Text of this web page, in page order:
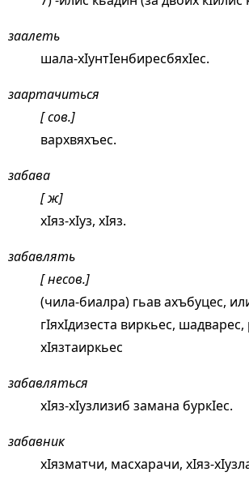
заалеть
шала-хIунтIенбиресбяхIес.
заартачиться
[ сов.]
вархвяхъес.
забава
[ ж]
хIяз-хIуз, хIяз.
забавлять
[ несов.]
(чила-биалра) гьав ахъбуцес,
гIяхIдизеста виркьес, шадварес,
хIязтаиркьес
забавляться
хIяз-хIузлизиб замана буркIес.
забавник
хIязматчи, масхарачи, хIяз-